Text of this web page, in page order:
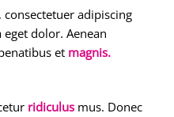
adipiscing
dolor. Aenean
et magnis.
ridiculusmus. Donec